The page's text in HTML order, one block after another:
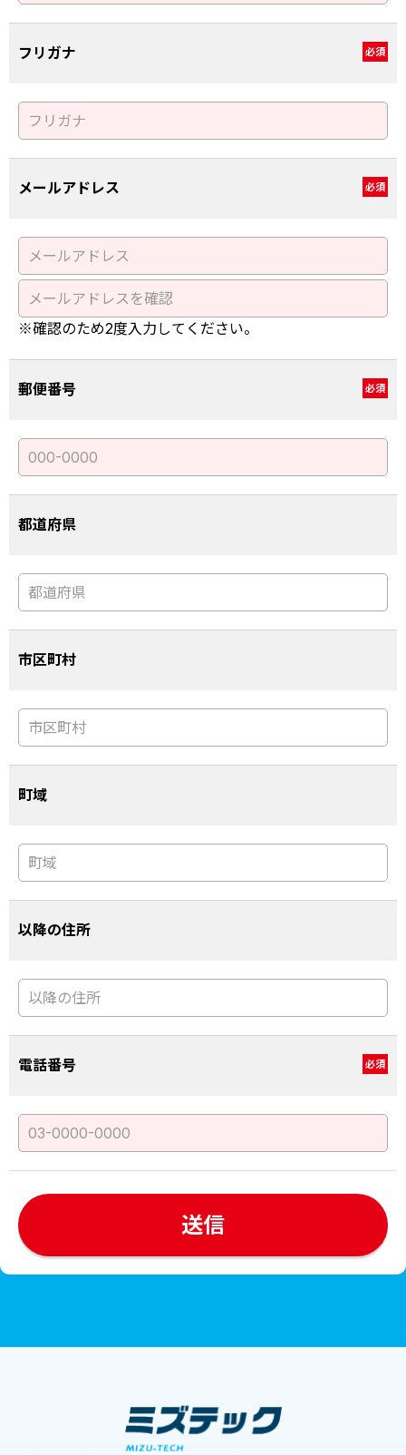
フリガナ 必須
メールアドレス 必須
※確認のため2度入力してください。
郵便番号 必須
都道府県
市区町村
町域
以降の住所
電話番号 必須